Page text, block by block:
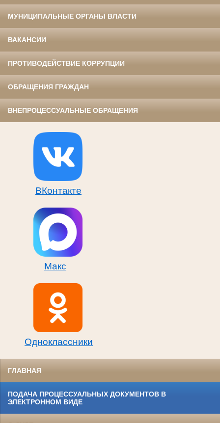
МУНИЦИПАЛЬНЫЕ ОРГАНЫ ВЛАСТИ
ВАКАНСИИ
ПРОТИВОДЕЙСТВИЕ КОРРУПЦИИ
ОБРАЩЕНИЯ ГРАЖДАН
ВНЕПРОЦЕССУАЛЬНЫЕ ОБРАЩЕНИЯ
ВКонтакте
Макс
Одноклассники
ГЛАВНАЯ
ПОДАЧА ПРОЦЕССУАЛЬНЫХ ДОКУМЕНТОВ В
ЭЛЕКТРОННОМ ВИДЕ